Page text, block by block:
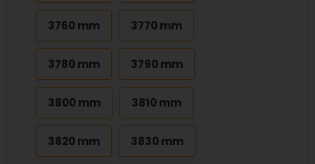
3760 mm 3770 mm
3780 mm 3790 mm
3800 mm 3810 mm
3820 mm 3830 mm